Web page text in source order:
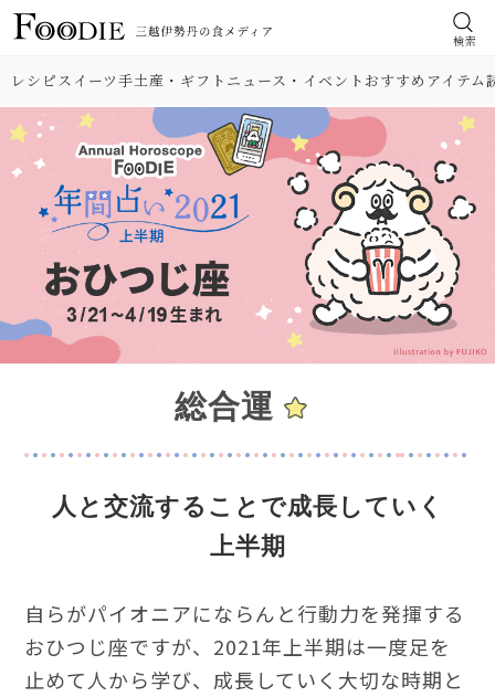
検索
レシピスイーツ手土産・ギフト ニュース・イベントおすすめアイテム
総合運
人と交流することで成長していく
上半期
自らがパイオニアにならんと行動力を発揮する
おひつじ座ですが、2021年上半期は一度足を
止めて人から学び、成長していく大切な時期と